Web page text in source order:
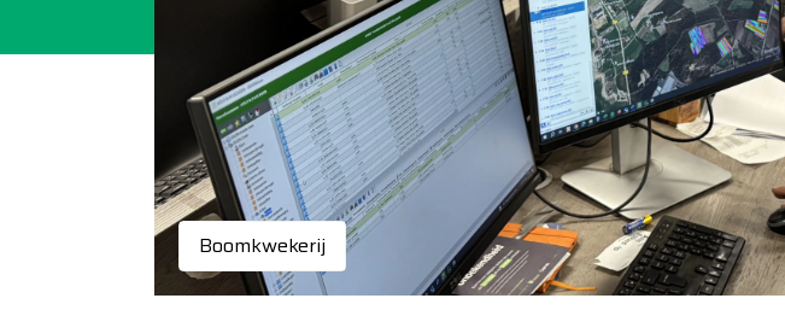
Boomkwekerij